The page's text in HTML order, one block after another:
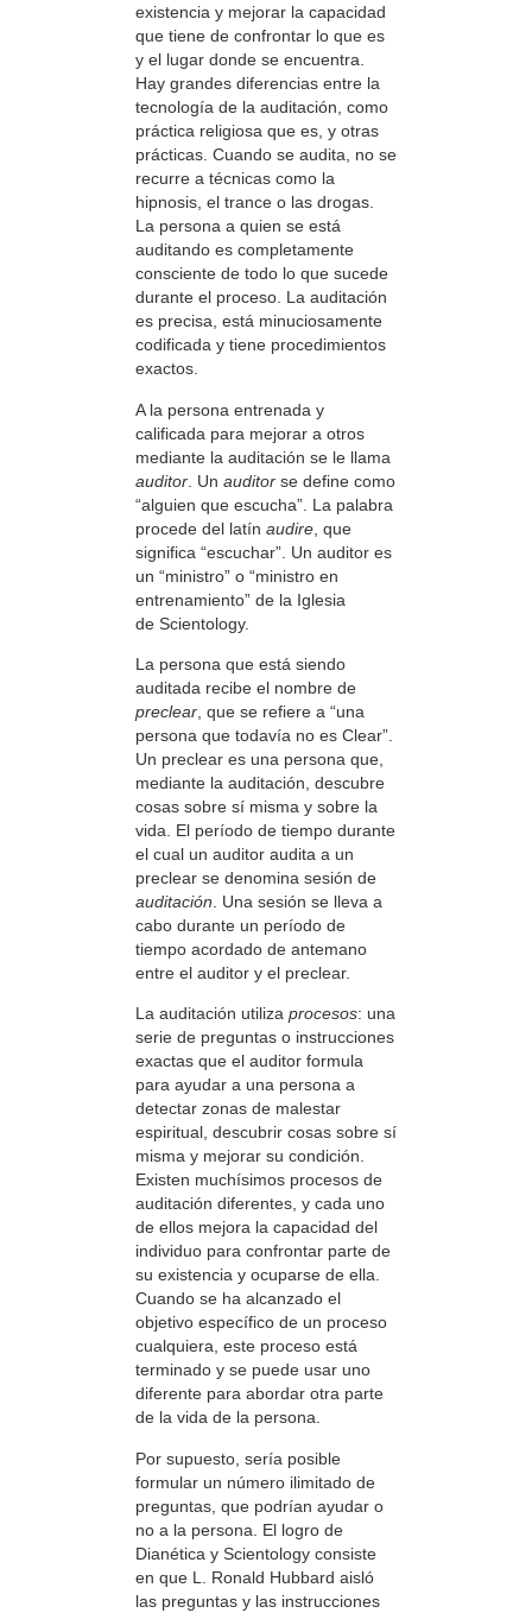
existencia y mejorar la capacidad
que tiene de confrontar lo que es
y el lugar donde se encuentra.
Hay grandes diferencias entre la
tecnología de la auditación, como
práctica religiosa que es, y otras
prácticas. Cuando se audita, no se
recurre a técnicas como la
hipnosis, el trance o las drogas.
La persona a quien se está
auditando es completamente
consciente de todo lo que sucede
durante el proceso. La auditación
es precisa, está minuciosamente
codificada y tiene procedimientos
exactos.
A la persona entrenada y
calificada para mejorar a otros
mediante la auditación se le llama
auditor . Un auditor se define como
“alguien que escucha”. La palabra
procede del latín audire , que
significa “escuchar”. Un auditor es
un “ministro” o “ministro en
entrenamiento” de la Iglesia
de Scientology.
La persona que está siendo
auditada recibe el nombre de
preclear , que se refiere a “una
persona que todavía no es Clear”.
Un preclear es una persona que,
mediante la auditación, descubre
cosas sobre sí misma y sobre la
vida. El período de tiempo durante
el cual un auditor audita a un
preclear se denomina sesión de
auditación . Una sesión se lleva a
cabo durante un período de
tiempo acordado de antemano
entre el auditor y el preclear.
La auditación utiliza procesos: una
serie de preguntas o instrucciones
exactas que el auditor formula
para ayudar a una persona a
detectar zonas de malestar
espiritual, descubrir cosas sobre sí
misma y mejorar su condición.
Existen muchísimos procesos de
auditación diferentes, y cada uno
de ellos mejora la capacidad del
individuo para confrontar parte de
su existencia y ocuparse de ella.
Cuando se ha alcanzado el
objetivo específico de un proceso
cualquiera, este proceso está
terminado y se puede usar uno
diferente para abordar otra parte
de la vida de la persona.
Por supuesto, sería posible
formular un número ilimitado de
preguntas, que podrían ayudar o
no a la persona. El logro de
Dianética y Scientology consiste
en que L. Ronald Hubbard aisló
las preguntas y las instrucciones